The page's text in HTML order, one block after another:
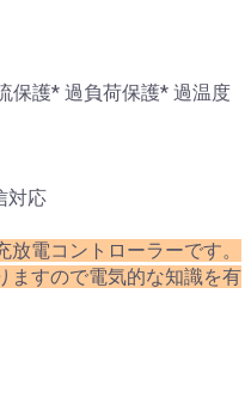
保護* 過負荷保護* 過温度
対応
電コントローラーです。
ますので電気的な知識を有